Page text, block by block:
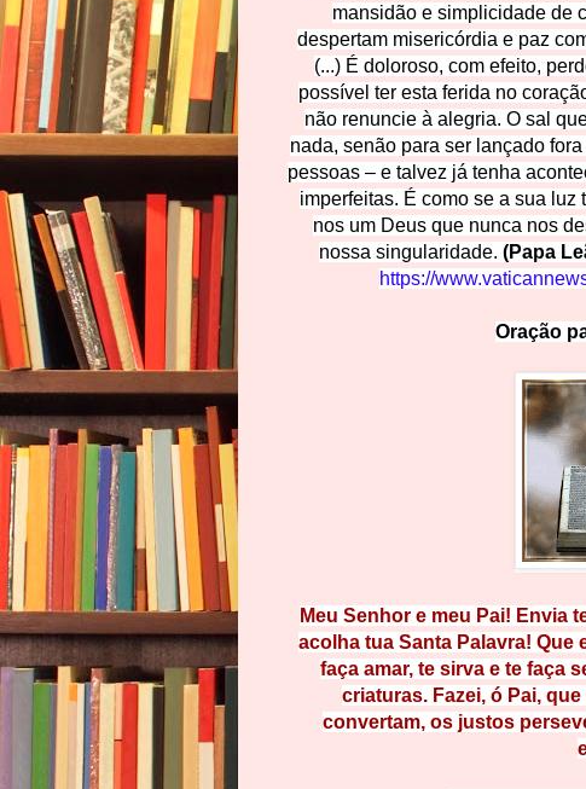
mansidão e simplicidade de
despertam misericórdia e paz
(...) É doloroso, com efeito,
possível ter esta ferida no
não renuncie à alegria. O sal
nada, senão para ser lançado
pessoas – e talvez já tenha
imperfeitas. É como se a sua
nos um Deus que nunca nos
nossa singularidade. (Papa
https://
Oração
Meu Senhor e meu Pai! Envia
acolha tua Santa Palavra! Que
faça amar, te sirva e te faça
criaturas. Fazei, ó Pai,
convertam, os justos p